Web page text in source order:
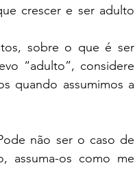
crescer e ser adulto
sobre o que é ser
“adulto”, considere
quando assumimos a
não ser o caso de
assuma-os como me